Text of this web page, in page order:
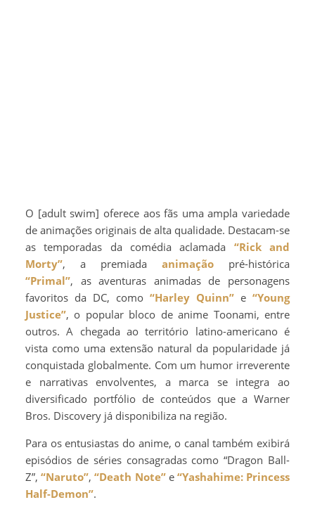
O [adult swim] oferece aos fãs uma ampla variedade
de animações originais de alta qualidade. Destacam-se
as temporadas da comédia aclamada “Rick and
Morty”, a premiada animação pré-histórica
“Primal”, as aventuras animadas de personagens
favoritos da DC, como “Harley Quinn” e “Young
Justice”, o popular bloco de anime Toonami, entre
outros. A chegada ao território latino-americano é
vista como uma extensão natural da popularidade já
conquistada globalmente. Com um humor irreverente
e narrativas envolventes, a marca se integra ao
diversificado portfólio de conteúdos que a Warner
Bros. Discovery já disponibiliza na região.
Para os entusiastas do anime, o canal também exibirá
episódios de séries consagradas como “Dragon Ball-
Z”,“Naruto”,“Death Note”e “Yashahime: Princess
Half-Demon”.